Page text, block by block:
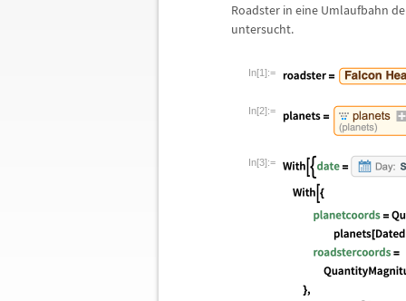
Roadster in eine Umlaufbahn
untersucht.
In[1]:=
In[2]:=
In[3]:=